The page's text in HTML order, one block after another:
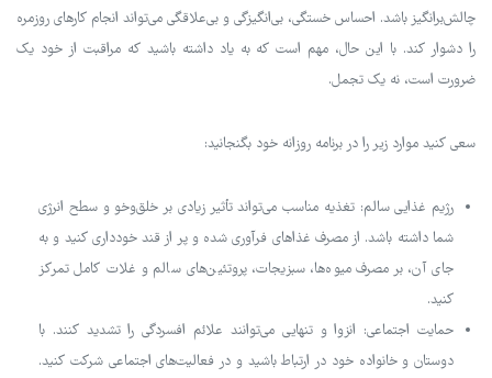
چالش‌برانگیز باشد. احساس خستگی، بی‌انگیزگی و بی‌علاقگی می‌تواند انجام کارهای روزمره
را دشوار کند. با این حال، مهم است که به یاد داشته باشید که مراقبت از خود یک
ضرورت است، نه یک تجمل.
سعی کنید موارد زیر را در برنامه روزانه خود بگنجانید:
رژیم غذایی سالم: تغذیه مناسب می‌تواند تأثیر زیادی بر خلق‌وخو و سطح انرژی
شما داشته باشد. از مصرف غذاهای فرآوری شده و پر از قند خودداری کنید و به
جای آن، بر مصرف میوه‌ها، سبزیجات، پروتئین‌های سالم و غلات کامل تمرکز
کنید.
حمایت اجتماعی: انزوا و تنهایی می‌توانند علائم افسردگی را تشدید کنند. با
دوستان و خانواده خود در ارتباط باشید و در فعالیت‌های اجتماعی شرکت کنید.